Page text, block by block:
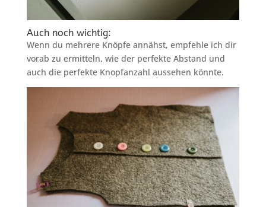
Auch noch wichtig:
Wenn du mehrere Knöpfe annähst, empfehle ich dir
vorab zu ermitteln, wie der perfekte Abstand und
auch die perfekte Knopfanzahl aussehen könnte.